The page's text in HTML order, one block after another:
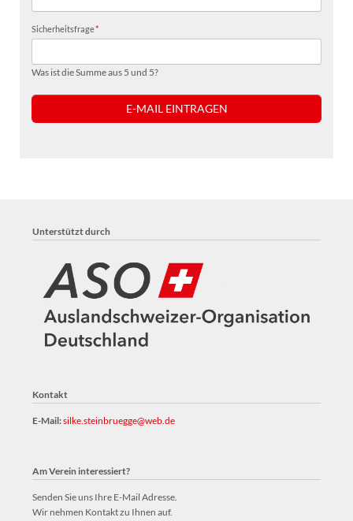
Pflichtfeld
Sicherheitsfrage*
Was ist die Summe aus 5 und 5?
E-MAIL EINTRAGEN
Unterstützt durch
Kontakt
E-Mail:silke.steinbruegge@web.de
Am Verein interessiert?
Senden Sie uns Ihre E-Mail Adresse.
Wir nehmen Kontakt zu Ihnen auf.